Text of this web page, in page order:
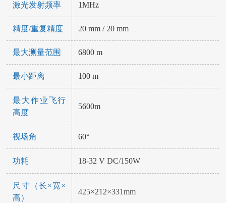
激光发射频率 1MHz
精度/重复精度 20 mm / 20 mm
最大测量范围 6800 m
最小距离 100 m
最大作业飞行
高度
5600m
视场角 60°
功耗 18-32 V DC/150W
尺寸（长×宽×
高）
425×212×331mm